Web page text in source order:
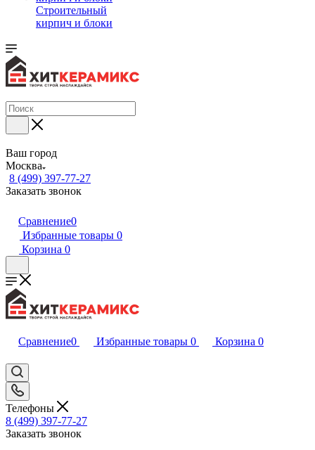
Строительный
кирпич и блоки
Ваш город
Москва
8 (499) 397-77-27
Заказать звонок
Сравнение0
Избранные товары 0
Корзина 0
Сравнение0 Избранные товары 0 Корзина 0
Телефоны
8 (499) 397-77-27
Заказать звонок